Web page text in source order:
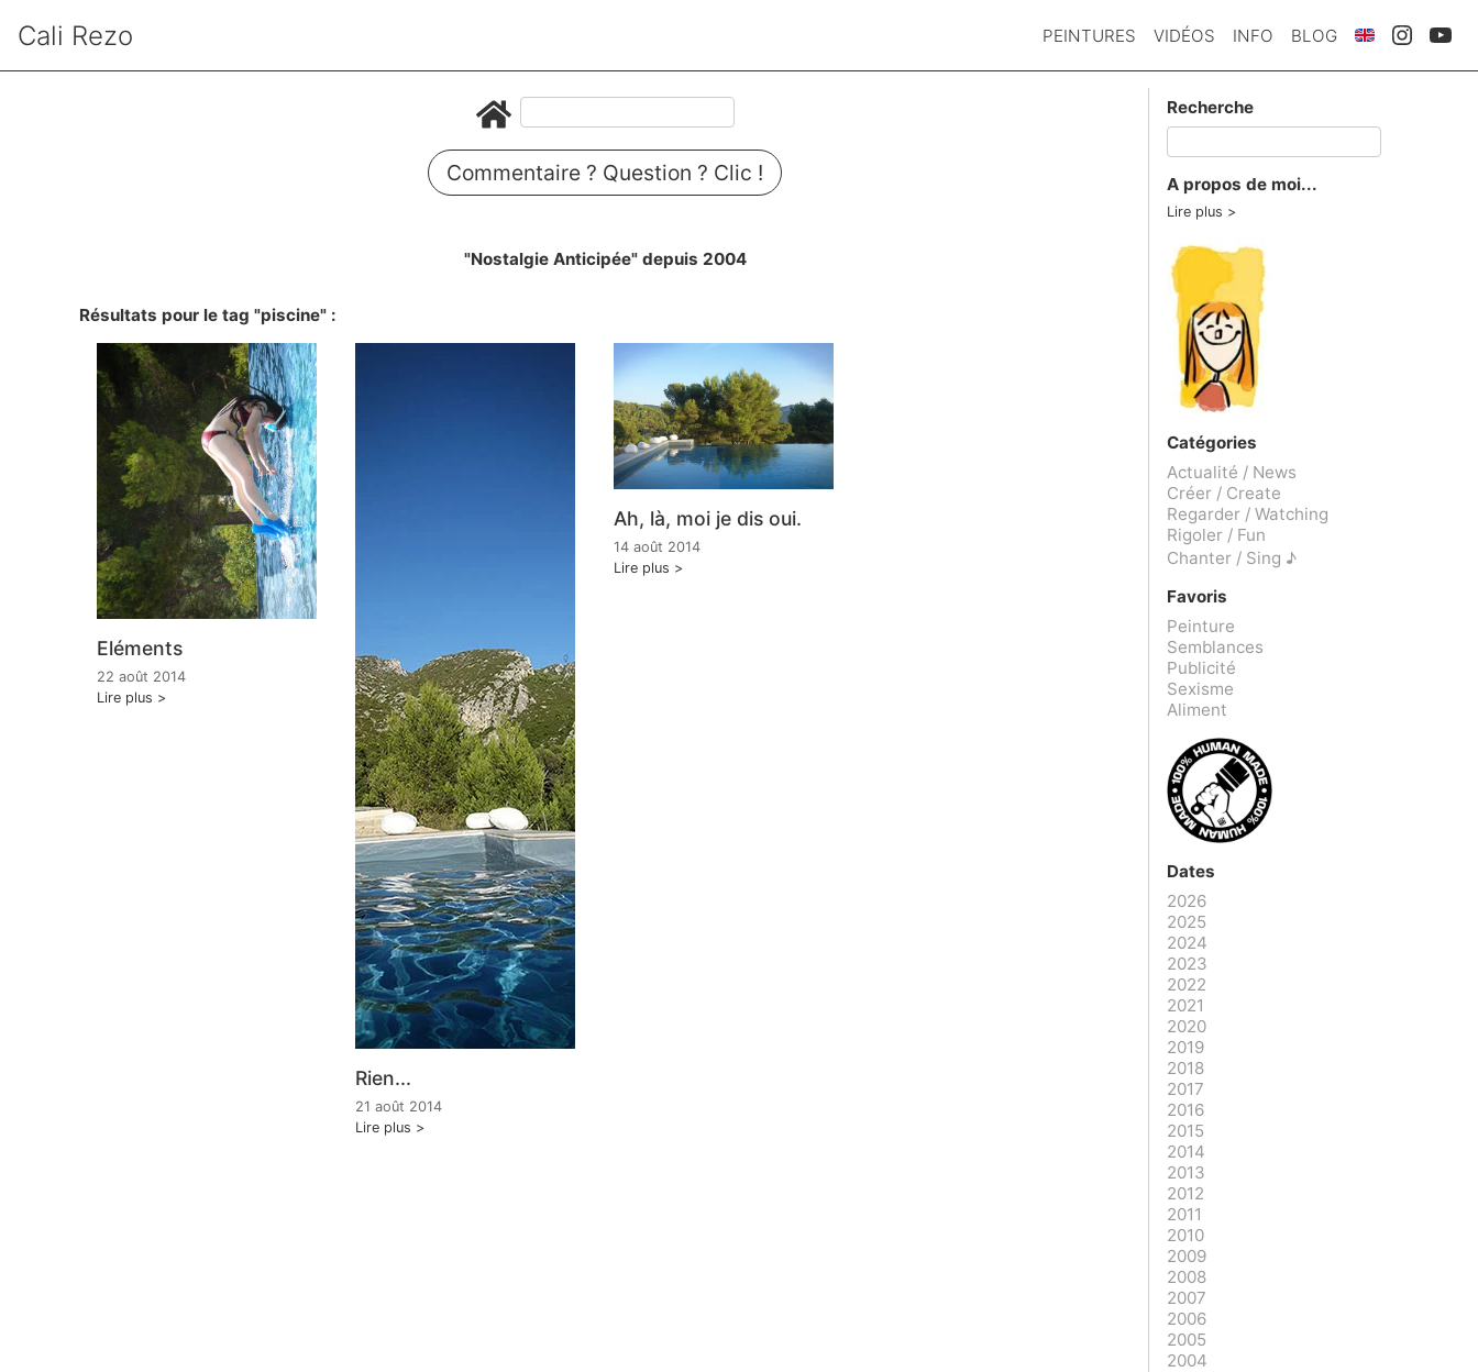
Cali Rezo PEINTURES VIDÉOS INFO BLOG
Commentaire ? Question ? Clic !
"Nostalgie Anticipée" depuis 2004
Résultats pour le tag "piscine" :
Eléments
22 août 2014
Lire plus
Rien...
21 août 2014
Lire plus
Ah, là, moi je dis oui.
14 août 2014
Lire plus
Recherche
A propos de moi...
Lire plus
Catégories
Actualité / News
Créer / Create
Regarder / Watching
Rigoler / Fun
Chanter / Sing ♪
Favoris
Peinture
Semblances
Publicité
Sexisme
Aliment
Dates
2026
2025
2024
2023
2022
2021
2020
2019
2018
2017
2016
2015
2014
2013
2012
2011
2010
2009
2008
2007
2006
2005
2004